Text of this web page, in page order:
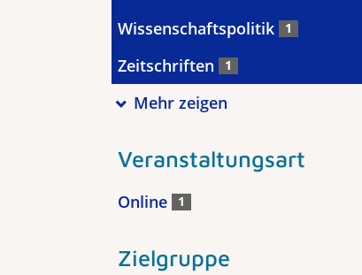
Wissenschaftspolitik 1
Zeitschriften 1
Mehr zeigen
Veranstaltungsart
Online 1
Zielgruppe